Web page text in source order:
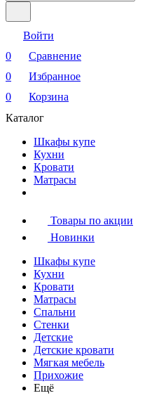
Войти
0
Сравнение
0
Избранное
0
Корзина
Каталог
Шкафы купе
Кухни
Кровати
Матрасы
Товары по акции
Новинки
Шкафы купе
Кухни
Кровати
Матрасы
Cпальни
Стенки
Детские
Детские кровати
Мягкая мебель
Прихожие
Ещё